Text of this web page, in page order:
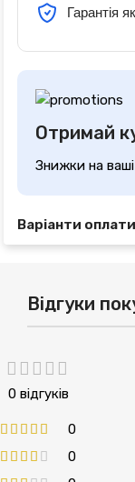
Гарантія
Отримай
Знижки на
Варіанти
Відгуки
0 відгуків
0
0